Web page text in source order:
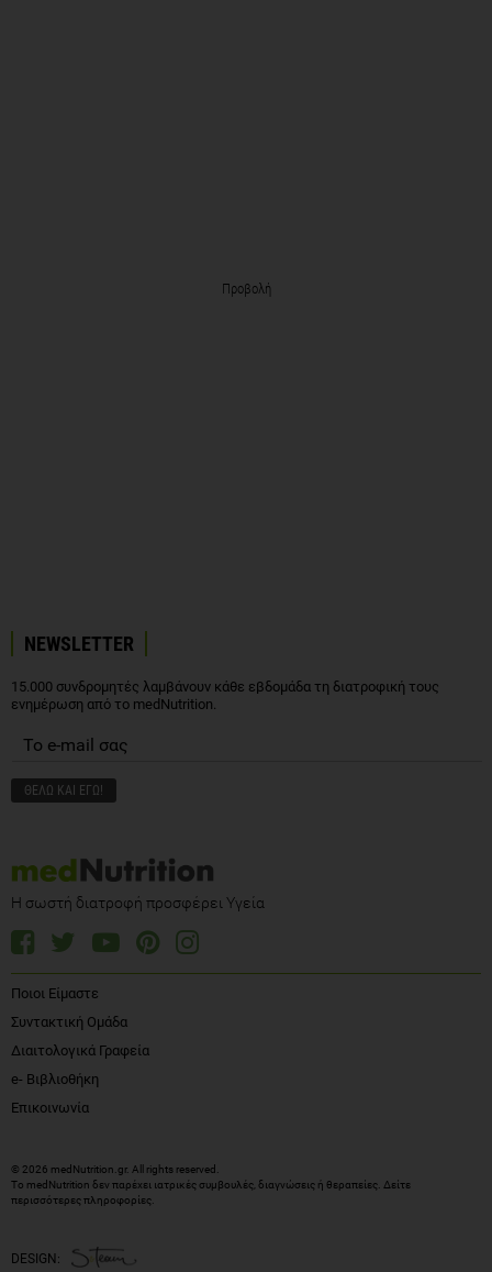
Προβολή
NEWSLETTER
15.000 συνδρομητές λαμβάνουν κάθε εβδομάδα τη διατροφική τους
ενημέρωση από το medNutrition.
Η σωστή διατροφή προσφέρει Υγεία
Ποιοι Είμαστε
Συντακτική Ομάδα
Διαιτολογικά Γραφεία
e- Βιβλιοθήκη
Επικοινωνία
© 2026 medNutrition.gr. All rights reserved.
Το medNutrition δεν παρέχει ιατρικές συμβουλές, διαγνώσεις ή θεραπείες. Δείτε
περισσότερες πληροφορίες
DESIGN: